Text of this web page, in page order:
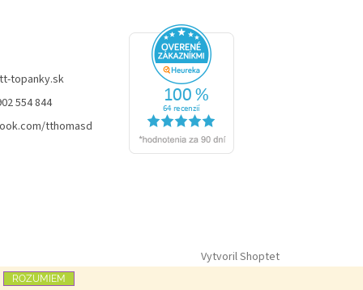
ROZUMIEM
tt-topanky.sk
554 844
tthomasd
Vytvoril Shoptet